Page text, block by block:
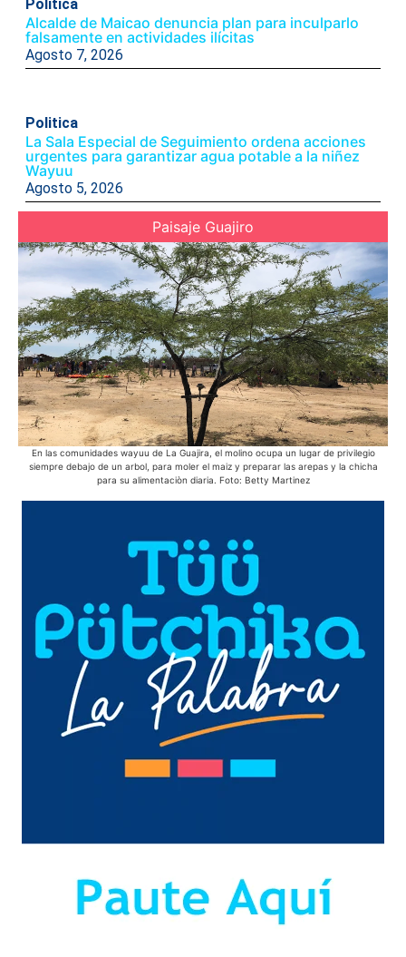
Politica
Alcalde de Maicao denuncia plan para inculparlo
falsamente en actividades ilícitas
Agosto 7, 2026
Politica
La Sala Especial de Seguimiento ordena acciones
urgentes para garantizar agua potable a la niñez
Wayuu
Agosto 5, 2026
Paisaje Guajiro
En las comunidades wayuu de La Guajira, el molino ocupa un lugar de privilegio
siempre debajo de un arbol, para moler el maiz y preparar las arepas y la chicha
para su alimentaciòn diaria. Foto: Betty Martinez